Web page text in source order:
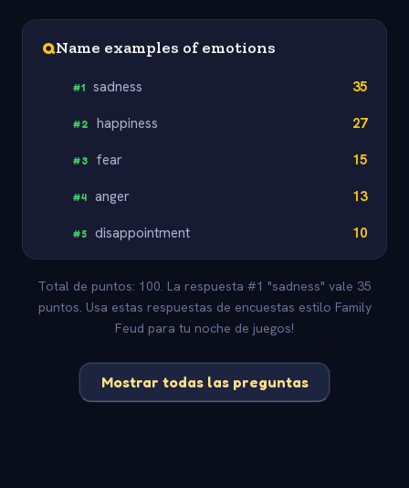
QName examples of emotions
#1 sadness 35
#2 happiness 27
#3 fear 15
#4 anger 13
#5 disappointment 10
Total de puntos: 100. La respuesta #1 "sadness" vale 35
puntos. Usa estas respuestas de encuestas estilo Family
Feud para tu noche de juegos!
Mostrar todas las preguntas